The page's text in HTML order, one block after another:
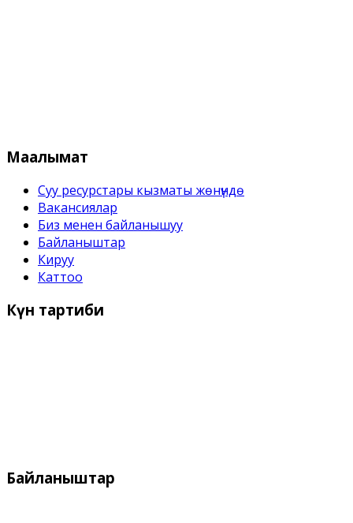
Маалымат
Суу ресурстары кызматы жѳнүндѳ
Вакансиялар
Биз менен байланышуу
Байланыштар
Кируу
Каттоо
Күн тартиби
Байланыштар